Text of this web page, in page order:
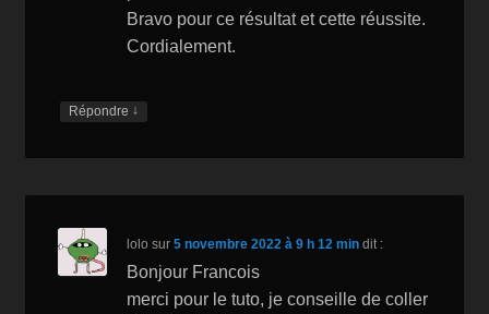
Bravo pour ce résultat et cette réussite.
Cordialement.
Répondre ↓
lolo sur5 novembre 2022 à 9 h 12 min dit :
Bonjour Francois
merci pour le tuto, je conseille de coller